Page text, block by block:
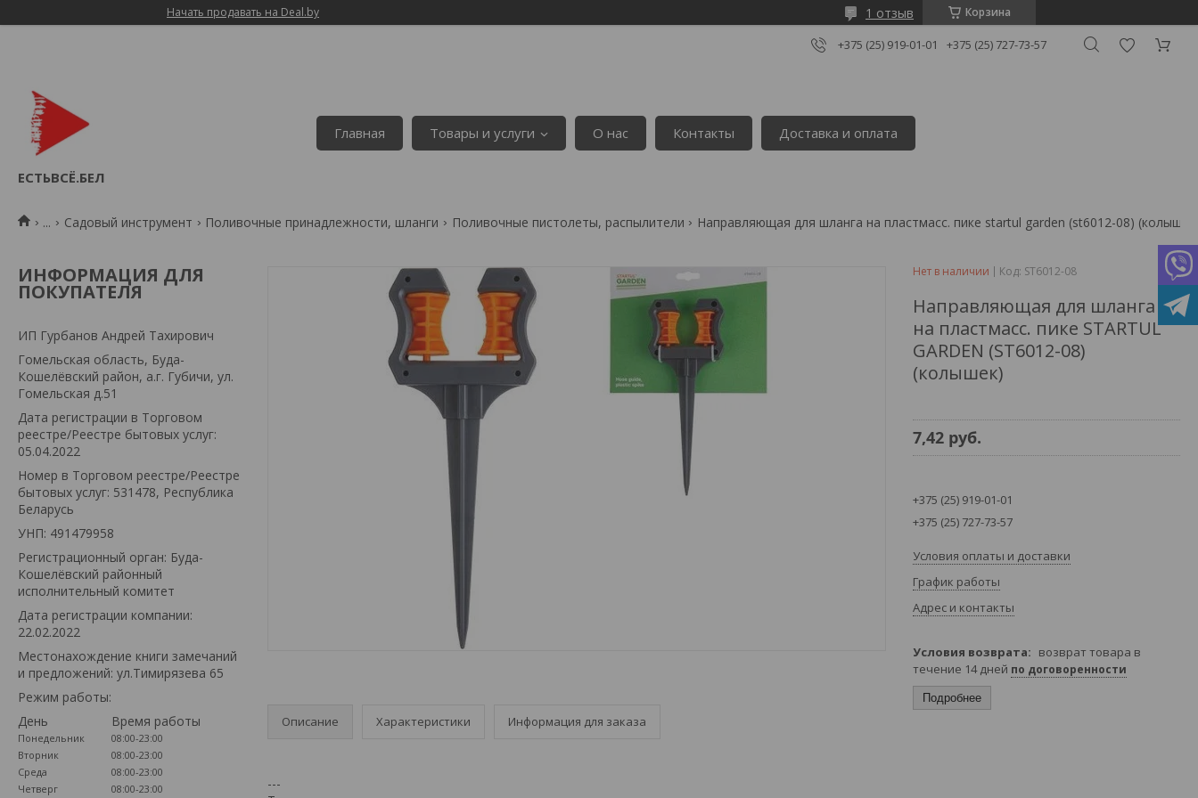
Начать продавать на Deal.by Корзина
1 отзыв
+375 (25) 919-01-01 +375 (25) 727-73-57
ЕСТЬВСЁ.БЕЛ
Главная Товары и услуги О нас Контакты Доставка и оплата
... Садовый инструмент Поливочные принадлежности, шланги Поливочные пистолеты, распылители Направляющая для шланга на пластмасс. пике startul garden (st6012-08)
ИНФОРМАЦИЯ ДЛЯ
ПОКУПАТЕЛЯ
ИП Гурбанов Андрей Тахирович
Гомельская область, Буда-
Кошелёвский район, а.г. Губичи, ул.
Гомельская д.51
Дата регистрации в Торговом
реестре/Реестре бытовых услуг:
05.04.2022
Номер в Торговом реестре/Реестре
бытовых услуг: 531478, Республика
Беларусь
УНП: 491479958
Регистрационный орган: Буда-
Кошелёвский районный
исполнительный комитет
Дата регистрации компании:
22.02.2022
Местонахождение книги замечаний
и предложений: ул.Тимирязева 65
Режим работы:
День
Время работы
Понедельник
08:00-23:00
Вторник
08:00-23:00
Среда
08:00-23:00
Четверг
08:00-23:00
Описание Характеристики Информация для заказа
---
Нет в наличии Код: ST6012-08
Направляющая для шланга
на пластмасс. пике STARTUL
GARDEN (ST6012-08)
(колышек)
7,42 руб.
+375 (25) 919-01-01
+375 (25) 727-73-57
Условия оплаты и доставки
График работы
Адрес и контакты
возврат товара в
течение 14 дней по договоренности
Подробнее